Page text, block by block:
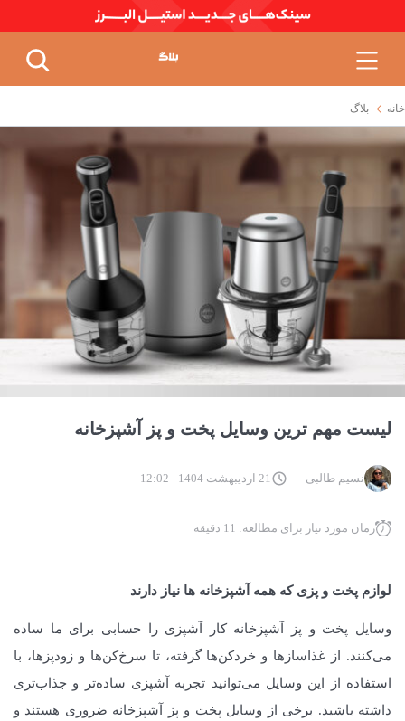
خانه بلاگ
لیست مهم ترین وسایل پخت و پز آشپزخانه
نسیم طالبی 21 اردیبهشت 1404 - 12:02
زمان مورد نیاز برای مطالعه: 11 دقیقه
لوازم پخت و پزی که همه آشپزخانه ها نیاز دارند
وسایل پخت و پز آشپزخانه کار آشپزی را حسابی برای ما ساده
می‌کنند. از غذاسازها و خردکن‌ها گرفته، تا سرخ‌کن‌ها و زودپزها، با
استفاده از این وسایل می‌توانید تجربه آشپزی ساده‌تر و جذاب‌تری
داشته باشید. برخی از وسایل پخت و پز آشپزخانه ضروری هستند و